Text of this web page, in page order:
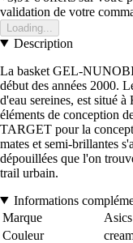
validation de votre
Loading...
Description
La basket GEL-
début des années 2000.
d'eau sereines, est situé
éléments de conception
TARGET pour la
mates et semi-brillantes
dépouillées que l'on
trail urbain.
Informations
Marque
Asics
Couleur